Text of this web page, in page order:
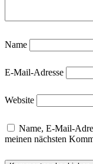
Name
E-Mail-Adresse
Website
Name, E-Mail-
meinen nächsten